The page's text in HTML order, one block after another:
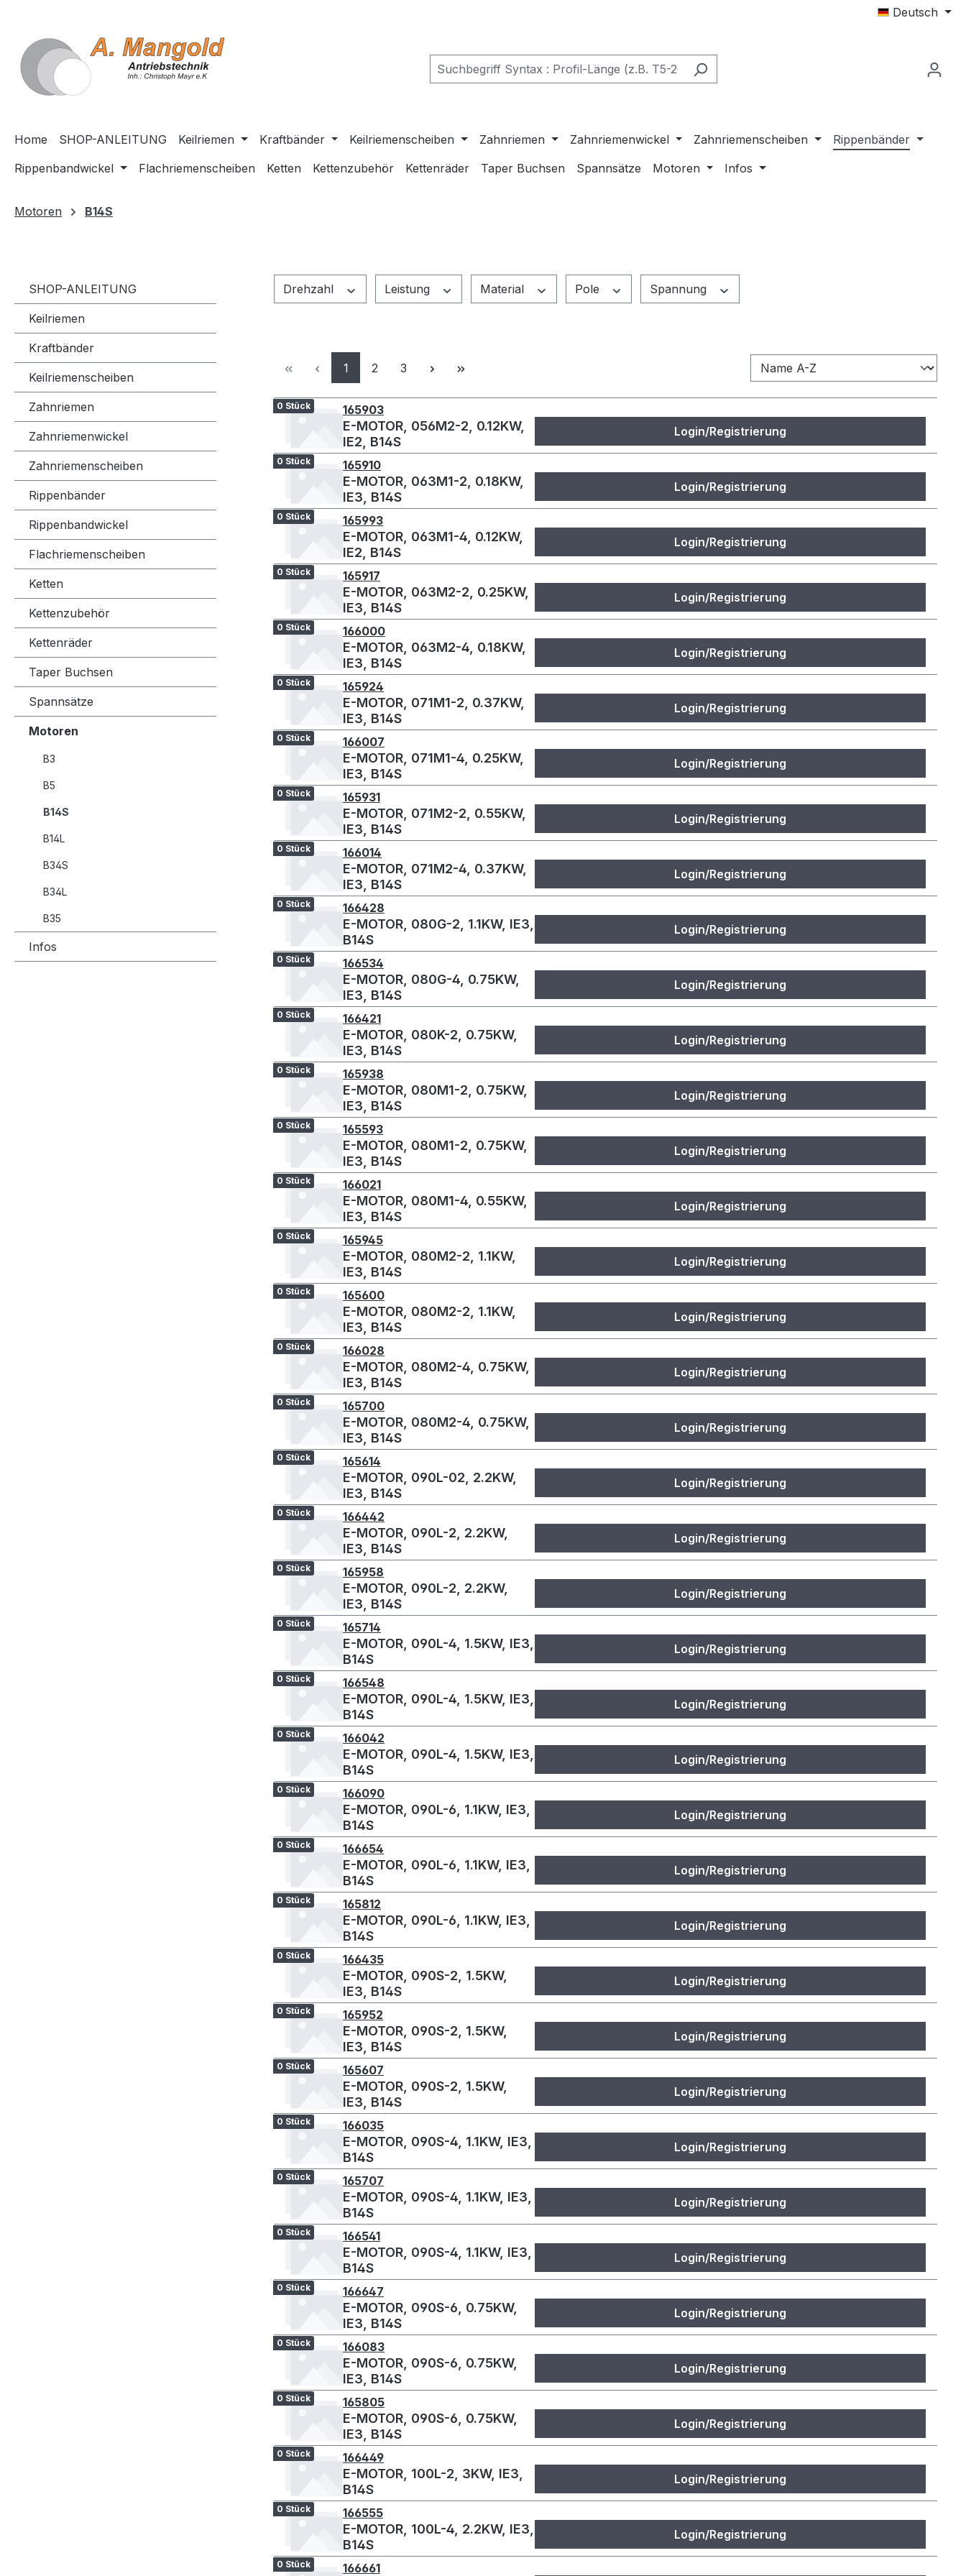
Deutsch
Home SHOP-ANLEITUNG Keilriemen Kraftbänder Keilriemenscheiben Zahnriemen Zahnriemenwickel Zahnriemenscheiben
Rippenbänder
Rippenbandwickel
Flachriemenscheiben Ketten Kettenzubehör Kettenräder Taper Buchsen Spannsätze Motoren Infos
Motoren B14S
SHOP-ANLEITUNG
Keilriemen
Kraftbänder
Keilriemenscheiben
Zahnriemen
Zahnriemenwickel
Zahnriemenscheiben
Rippenbänder
Rippenbandwickel
Flachriemenscheiben
Ketten
Kettenzubehör
Kettenräder
Taper Buchsen
Spannsätze
Motoren
B3
B5
B14S
B14L
B34S
B34L
B35
Infos
Drehzahl Leistung Material Pole Spannung
Seite
1 Seite
2 Seite
3
0 Stück 165903
E-MOTOR, 056M2-2, 0.12KW,
IE2, B14S
Login/Registrierung
0 Stück 165910
E-MOTOR, 063M1-2, 0.18KW,
IE3, B14S
Login/Registrierung
0 Stück 165993
E-MOTOR, 063M1-4, 0.12KW,
IE2, B14S
Login/Registrierung
0 Stück 165917
E-MOTOR, 063M2-2, 0.25KW,
IE3, B14S
Login/Registrierung
0 Stück 166000
E-MOTOR, 063M2-4, 0.18KW,
IE3, B14S
Login/Registrierung
0 Stück 165924
E-MOTOR, 071M1-2, 0.37KW,
IE3, B14S
Login/Registrierung
0 Stück 166007
E-MOTOR, 071M1-4, 0.25KW,
IE3, B14S
Login/Registrierung
0 Stück 165931
E-MOTOR, 071M2-2, 0.55KW,
IE3, B14S
Login/Registrierung
0 Stück 166014
E-MOTOR, 071M2-4, 0.37KW,
IE3, B14S
Login/Registrierung
0 Stück 166428
E-MOTOR, 080G-2, 1.1KW, IE3,
B14S
Login/Registrierung
0 Stück 166534
E-MOTOR, 080G-4, 0.75KW,
IE3, B14S
Login/Registrierung
0 Stück 166421
E-MOTOR, 080K-2, 0.75KW,
IE3, B14S
Login/Registrierung
0 Stück 165938
E-MOTOR, 080M1-2, 0.75KW,
IE3, B14S
Login/Registrierung
0 Stück 165593
E-MOTOR, 080M1-2, 0.75KW,
IE3, B14S
Login/Registrierung
0 Stück 166021
E-MOTOR, 080M1-4, 0.55KW,
IE3, B14S
Login/Registrierung
0 Stück 165945
E-MOTOR, 080M2-2, 1.1KW,
IE3, B14S
Login/Registrierung
0 Stück 165600
E-MOTOR, 080M2-2, 1.1KW,
IE3, B14S
Login/Registrierung
0 Stück 166028
E-MOTOR, 080M2-4, 0.75KW,
IE3, B14S
Login/Registrierung
0 Stück 165700
E-MOTOR, 080M2-4, 0.75KW,
IE3, B14S
Login/Registrierung
0 Stück 165614
E-MOTOR, 090L-02, 2.2KW,
IE3, B14S
Login/Registrierung
0 Stück 166442
E-MOTOR, 090L-2, 2.2KW,
IE3, B14S
Login/Registrierung
0 Stück 165958
E-MOTOR, 090L-2, 2.2KW,
IE3, B14S
Login/Registrierung
0 Stück 165714
E-MOTOR, 090L-4, 1.5KW, IE3,
B14S
Login/Registrierung
0 Stück 166548
E-MOTOR, 090L-4, 1.5KW, IE3,
B14S
Login/Registrierung
0 Stück 166042
E-MOTOR, 090L-4, 1.5KW, IE3,
B14S
Login/Registrierung
0 Stück 166090
E-MOTOR, 090L-6, 1.1KW, IE3,
B14S
Login/Registrierung
0 Stück 166654
E-MOTOR, 090L-6, 1.1KW, IE3,
B14S
Login/Registrierung
0 Stück 165812
E-MOTOR, 090L-6, 1.1KW, IE3,
B14S
Login/Registrierung
0 Stück 166435
E-MOTOR, 090S-2, 1.5KW,
IE3, B14S
Login/Registrierung
0 Stück 165952
E-MOTOR, 090S-2, 1.5KW,
IE3, B14S
Login/Registrierung
0 Stück 165607
E-MOTOR, 090S-2, 1.5KW,
IE3, B14S
Login/Registrierung
0 Stück 166035
E-MOTOR, 090S-4, 1.1KW, IE3,
B14S
Login/Registrierung
0 Stück 165707
E-MOTOR, 090S-4, 1.1KW, IE3,
B14S
Login/Registrierung
0 Stück 166541
E-MOTOR, 090S-4, 1.1KW, IE3,
B14S
Login/Registrierung
0 Stück 166647
E-MOTOR, 090S-6, 0.75KW,
IE3, B14S
Login/Registrierung
0 Stück 166083
E-MOTOR, 090S-6, 0.75KW,
IE3, B14S
Login/Registrierung
0 Stück 165805
E-MOTOR, 090S-6, 0.75KW,
IE3, B14S
Login/Registrierung
0 Stück 166449
E-MOTOR, 100L-2, 3KW, IE3,
B14S
Login/Registrierung
0 Stück 166555
E-MOTOR, 100L-4, 2.2KW, IE3,
B14S
Login/Registrierung
0 Stück 166661